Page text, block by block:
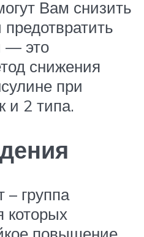
Вам снизить
— это
снижения
при
и 2 типа.
группа
которых